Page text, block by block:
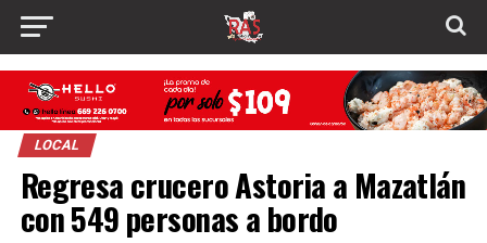
LOCAL
Regresa crucero Astoria a Mazatlán
con 549 personas a bordo